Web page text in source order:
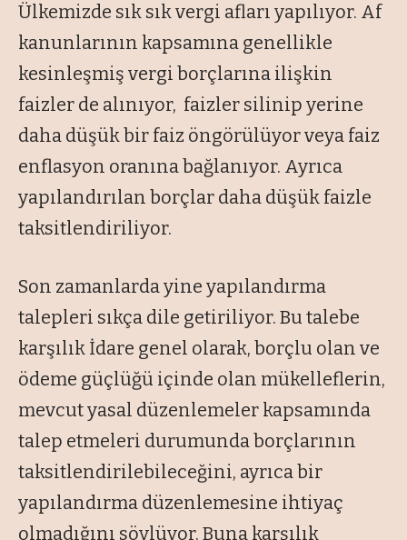
Ülkemizde sık sık vergi afları yapılıyor. Af
kanunlarının kapsamına genellikle
kesinleşmiş vergi borçlarına ilişkin
faizler de alınıyor, faizler silinip yerine
daha düşük bir faiz öngörülüyor veya faiz
enflasyon oranına bağlanıyor. Ayrıca
yapılandırılan borçlar daha düşük faizle
taksitlendiriliyor.
Son zamanlarda yine yapılandırma
talepleri sıkça dile getiriliyor. Bu talebe
karşılık İdare genel olarak, borçlu olan ve
ödeme güçlüğü içinde olan mükelleflerin,
mevcut yasal düzenlemeler kapsamında
talep etmeleri durumunda borçlarının
taksitlendirilebileceğini, ayrıca bir
yapılandırma düzenlemesine ihtiyaç
olmadığını söylüyor. Buna karşılık